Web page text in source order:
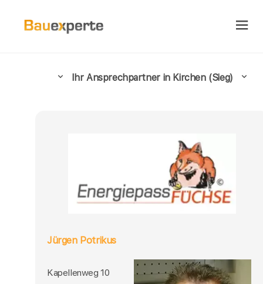
Ihr Ansprechpartner in Kirchen (Sieg)
Jürgen Potrikus
Kapellenweg 10